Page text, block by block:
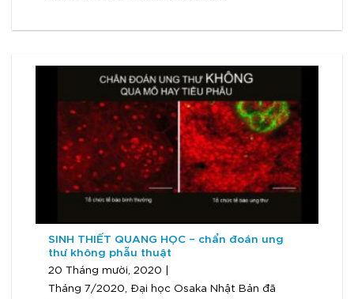
SINH THIẾT QUANG HỌC – chẩn đoán ung
thư không phẫu thuật
20 Tháng mười, 2020 |
Tháng 7/2020, Đại học Osaka Nhật Bản đã